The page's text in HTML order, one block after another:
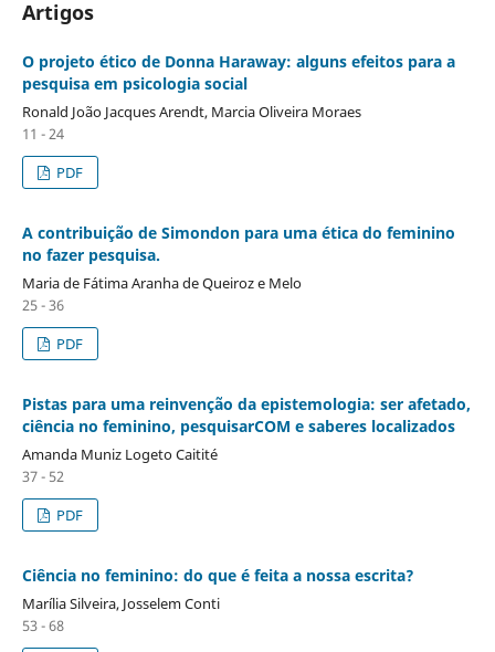
Artigos
O projeto ético de Donna Haraway: alguns efeitos para a
pesquisa em psicologia social
Ronald João Jacques Arendt, Marcia Oliveira Moraes
11 - 24
PDF
A contribuição de Simondon para uma ética do feminino
no fazer pesquisa.
Maria de Fátima Aranha de Queiroz e Melo
25 - 36
PDF
Pistas para uma reinvenção da epistemologia: ser afetado,
ciência no feminino, pesquisarCOM e saberes localizados
Amanda Muniz Logeto Caitité
37 - 52
PDF
Ciência no feminino: do que é feita a nossa escrita?
Marília Silveira, Josselem Conti
53 - 68